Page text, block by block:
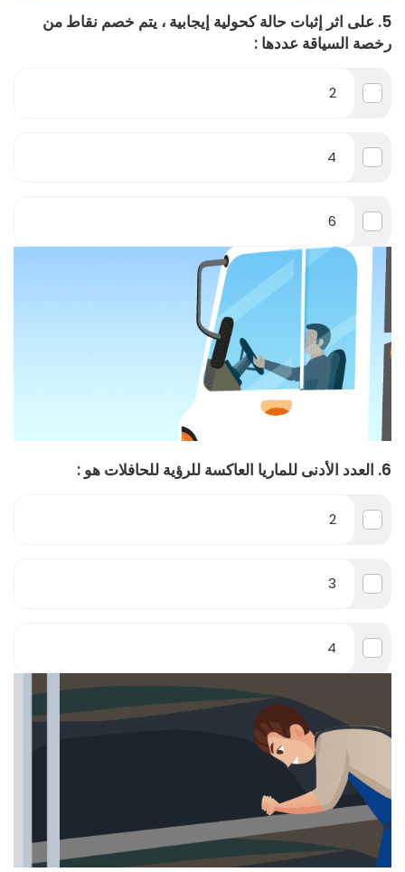
5. على اثر إثبات حالة كحولية إيجابية ، يتم خصم نقاط من
رخصة السياقة عددها :
2
4
6
6. العدد الأدنى للماريا العاكسة للرؤية للحافلات هو :
2
3
4